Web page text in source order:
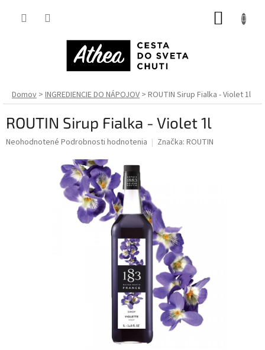
Domov INGREDIENCIE DO NÁPOJOV ROUTIN Sirup Fialka - Violet 1l
ROUTIN Sirup Fialka - Violet 1l
Priemerné
Neohodnotené Podrobnosti hodnotenia Značka: ROUTIN